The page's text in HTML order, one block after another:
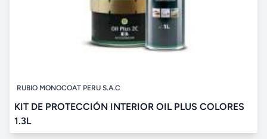
RUBIO MONOCOAT PERU S.A.C
KIT DE PROTECCIÓN INTERIOR OIL PLUS COLORES
1.3L